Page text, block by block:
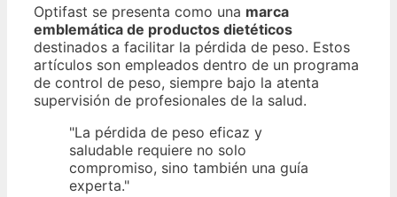
Optifast se presenta como una marca
emblemática de productos dietéticos
destinados a facilitar la pérdida de peso. Estos
artículos son empleados dentro de un programa
de control de peso, siempre bajo la atenta
supervisión de profesionales de la salud.
"La pérdida de peso eficaz y
saludable requiere no solo
compromiso, sino también una guía
experta."